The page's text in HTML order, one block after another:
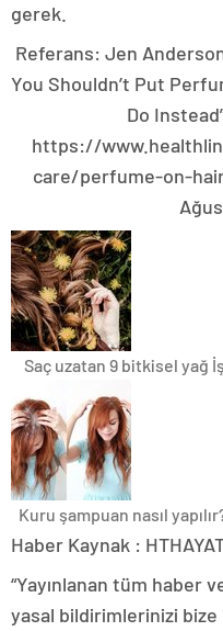
gerek.
Referans: Jen
You Shouldn’t Put
Do
https://
care/perfume-on-
Saç uzatan 9 bitkisel yağ
Kuru şampuan nasıl
Haber Kaynak :
“Yayınlanan tüm haber
yasal bildirimlerinizi